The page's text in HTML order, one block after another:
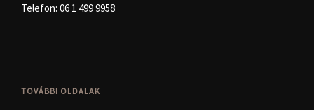
Telefon: 06 1 499 9958
TOVÁBBI OLDALAK